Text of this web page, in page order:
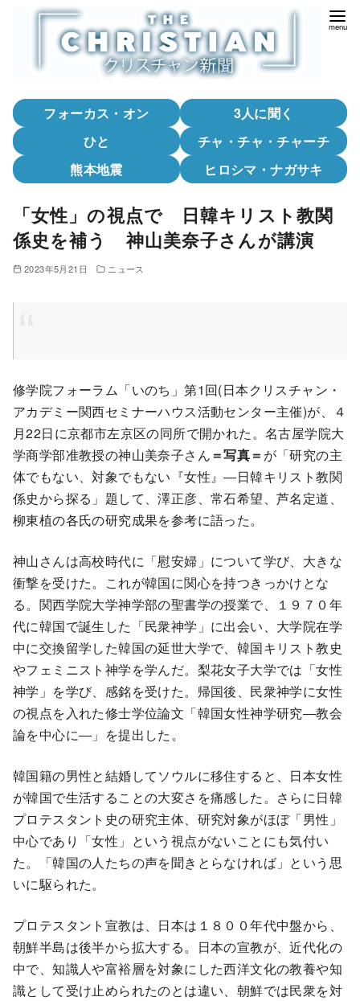
フォーカス・オン
3人に聞く
ひと
チャ・チャ・チャーチ
熊本地震
ヒロシマ・ナガサキ
「女性」の視点で 日韓キリスト教関
係史を補う 神山美奈子さんが講演
2023年5月21日 ニュース
修学院フォーラム「いのち」第1回(日本クリスチャン・
アカデミー関西セミナーハウス活動センター主催)が、４
月22日に京都市左京区の同所で開かれた。名古屋学院大
学商学部准教授の神山美奈子さん＝写真＝ が「研究の主
体でもない、対象でもない『女性』―日韓キリスト教関
係史から探る」題して、澤正彦、常石希望、芦名定道、
柳東植の各氏の研究成果を参考に語った。
神山さんは高校時代に「慰安婦」について学び、大きな
衝撃を受けた。これが韓国に関心を持つきっかけとな
る。関西学院大学神学部の聖書学の授業で、１９７０年
代に韓国で誕生した「民衆神学」に出会い、大学院在学
中に交換留学した韓国の延世大学で、韓国キリスト教史
やフェミニスト神学を学んだ。梨花女子大学では「女性
神学」を学び、感銘を受けた。帰国後、民衆神学に女性
の視点を入れた修士学位論文「韓国女性神学研究―教会
論を中心に―」を提出した。
韓国籍の男性と結婚してソウルに移住すると、日本女性
が韓国で生活することの大変さを痛感した。さらに日韓
プロテスタント史の研究主体、研究対象がほぼ「男性」
中心であり「女性」という視点がないことにも気付い
た。「韓国の人たちの声を聞きとらなければ」という思
いに駆られた。
プロテスタント宣教は、日本は１８００年代中盤から、
朝鮮半島は後半から拡大する。日本の宣教が、近代化の
中で、知識人や富裕層を対象にした西洋文化の教養や知
識として受け止められたのとは違い、朝鮮では民衆を対